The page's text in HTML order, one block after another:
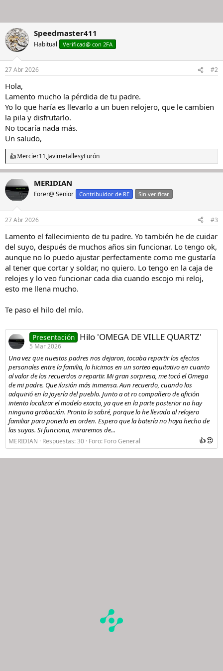
Speedmaster411
Habitual Verificad@ con 2FA
27 Abr 2026 #2
Hola,
Lamento mucho la pérdida de tu padre.
Yo lo que haría es llevarlo a un buen relojero, que le cambien
la pila y disfrutarlo.
No tocaría nada más.
Un saludo,
R
e
c
c
i
e
:
Mercier11,JavimetallesyFurón
MERIDIAN
Forer@ Senior Contribuidor de RE Sin verificar
27 Abr 2026 #3
Lamento el fallecimiento de tu padre. Yo también he de cuidar
del suyo, después de muchos años sin funcionar. Lo tengo ok,
aunque no lo puedo ajustar perfectamente como me gustaría
al tener que cortar y soldar, no quiero. Lo tengo en la caja de
relojes y lo veo funcionar cada dia cuando escojo mi reloj,
esto me llena mucho.
Te paso el hilo del mío.
Presentación Hilo 'OMEGA DE VILLE QUARTZ'
5 Mar 2026
Una vez que nuestos padres nos dejaron, tocaba repartir los efectos
personales entre la familia, lo hicimos en un sorteo equitativo en cuanto
al valor de los recuerdos a repartir. Mi gran sorpresa, me tocó el Omega
de mi padre. Que ilusión más inmensa. Aun recuerdo, cuando los
adquirió en la joyería del pueblo. Junto a ot ro compañero de afición
intento localizar el modelo exacto, ya que en la parte posterior no hay
ninguna grabación. Pronto lo sabré, porque lo he llevado al relojero
familiar para ponerlo en orden. Espero que la batería no haya hecho de
las suyas. Si funciona, miraremos de...
MERIDIAN Respuestas: 30 Foro: Foro General